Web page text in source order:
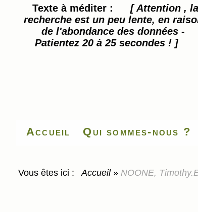
Texte à méditer :
[ Attention , la
recherche est un peu lente, en
de l'abondance des données -
Patientez 20 à 25 secondes ! ]
Accueil Qui sommes-nous ?
Vous êtes ici : Accueil » NOONE,